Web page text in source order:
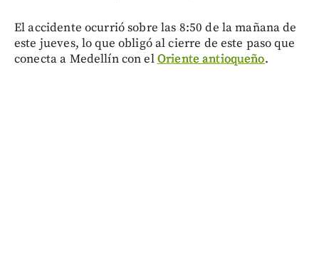
El accidente ocurrió sobre las 8:50 de la mañana de
este jueves, lo que obligó al cierre de este paso que
conecta a Medellín con elOriente antioqueño.